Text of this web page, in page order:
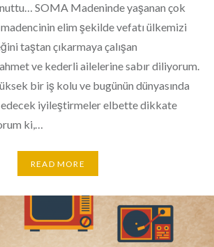
SOMA Madeninde yaşanan çok
elim şekilde vefatı ülkemizi
taştan çıkarmaya çalışan
ve kederli ailelerine sabır diliyorum.
bir iş kolu ve bugünün dünyasında
iyileştirmeler elbette dikkate
ki,…
READ MORE